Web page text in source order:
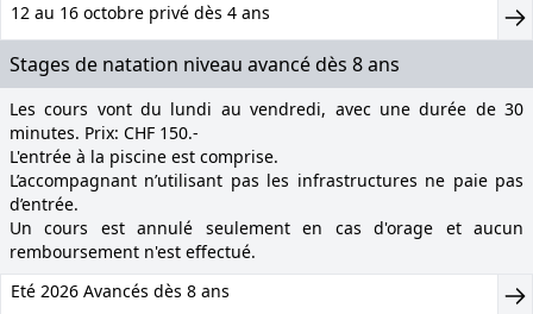
12 au 16 octobre privé dès 4 ans
Stages de natation niveau avancé dès 8 ans
Les cours vont du lundi au vendredi, avec une durée de 30
minutes. Prix: CHF 150.-
L'entrée à la piscine est comprise.
L’accompagnant n’utilisant pas les infrastructures ne paie pas
d’entrée.
Un cours est annulé seulement en cas d'orage et aucun
remboursement n'est effectué.
Eté 2026 Avancés dès 8 ans